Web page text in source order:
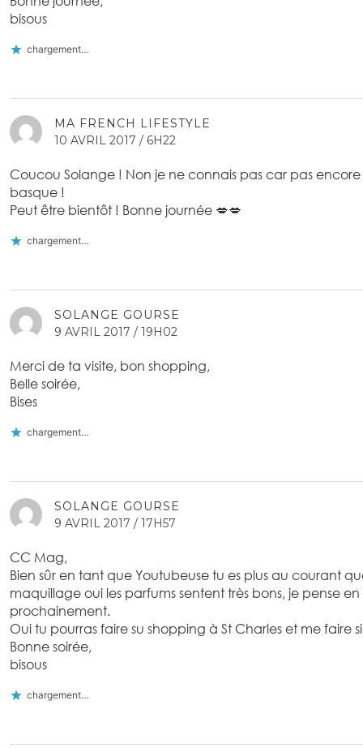
bisous
chargement…
MA FRENCH LIFESTYLE
10 AVRIL 2017 / 6H22
Coucou Solange ! Non je ne connais pas car pas
basque !
Peut être bientôt ! Bonne journée 💋💋
chargement…
SOLANGE GOURSE
9 AVRIL 2017 / 19H02
Merci de ta visite, bon shopping,
Belle soirée,
Bises
chargement…
SOLANGE GOURSE
9 AVRIL 2017 / 17H57
CC Mag,
Bien sûr en tant que Youtubeuse tu es plus au courant
maquillage oui les parfums sentent très bons, je pense
prochainement.
Oui tu pourras faire su shopping à St Charles et me faire
Bonne soirée,
bisous
chargement…